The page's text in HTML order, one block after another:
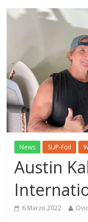
News SUP-Foil
Austin
6 Marzo 2022